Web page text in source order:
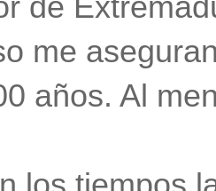
de
me
años. Al